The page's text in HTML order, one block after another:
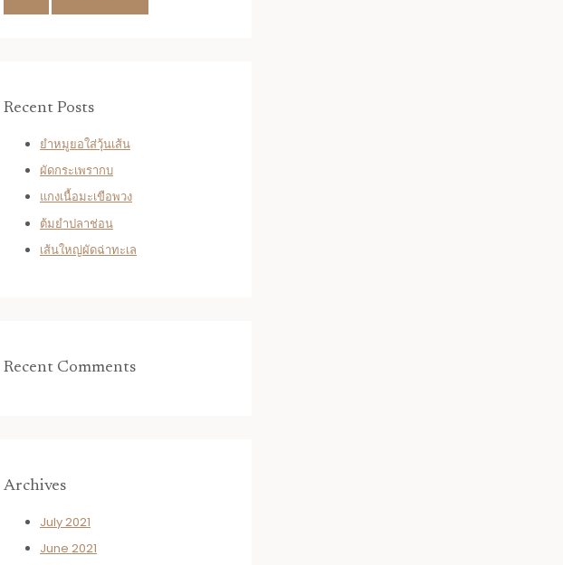
Recent Posts
ยำหมูยอใส่วุ้นเส้น
ผัดกระเพรากบ
แกงเนื้อมะเขือพวง
ต้มยำปลาช่อน
เส้นใหญ่ผัดฉ่าทะเล
Recent Comments
Archives
July 2021
June 2021